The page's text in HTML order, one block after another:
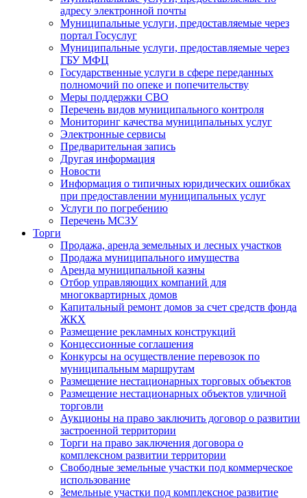
адресу электронной почты
Муниципальные услуги, предоставляемые через
портал Госуслуг
Муниципальные услуги, предоставляемые через
ГБУ МФЦ
Государственные услуги в сфере переданных
полномочий по опеке и попечительству
Меры поддержки СВО
Перечень видов муниципального контроля
Мониторинг качества муниципальных услуг
Электронные сервисы
Предварительная запись
Другая информация
Новости
Информация о типичных юридических ошибках
при предоставлении муниципальных услуг
Услуги по погребению
Перечень МСЗУ
Торги
Продажа, аренда земельных и лесных участков
Продажа муниципального имущества
Аренда муниципальной казны
Отбор управляющих компаний для
многоквартирных домов
Капитальный ремонт домов за счет средств фонда
ЖКХ
Размещение рекламных конструкций
Концессионные соглашения
Конкурсы на осуществление перевозок по
муниципальным маршрутам
Размещение нестационарных торговых объектов
Размещение нестационарных объектов уличной
торговли
Аукционы на право заключить договор о развитии
застроенной территории
Торги на право заключения договора о
комплексном развитии территории
Свободные земельные участки под коммерческое
использование
Земельные участки под комплексное развитие